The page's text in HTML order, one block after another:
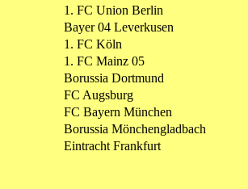
1. FC Union Berlin
Bayer 04 Leverkusen
1. FC Köln
1. FC Mainz 05
Borussia Dortmund
FC Augsburg
FC Bayern München
Borussia Mönchengladbach
Eintracht Frankfurt